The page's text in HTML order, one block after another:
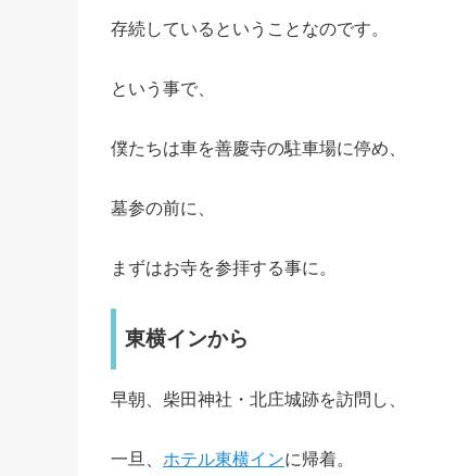
存続しているということなのです。
という事で、
僕たちは車を善慶寺の駐車場に停め、
墓参の前に、
まずはお寺を参拝する事に。
東横インから
早朝、柴田神社・北庄城跡を訪問し、
一旦、 ホテル東横インに帰着。